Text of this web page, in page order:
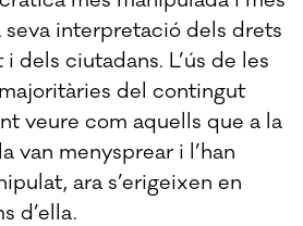
seva interpretació dels drets
dels ciutadans. L’ús de les
del contingut
veure com aquells que a la
van menysprear i l’han
ara s’erigeixen en
d’ella.